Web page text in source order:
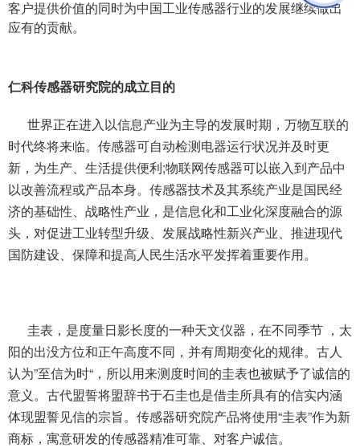
客户提供价值的同时为中国工业传感器行业的发展继续做出
应有的贡献。
仁科传感器研究院的成立目的
世界正在进入以信息产业为主导的发展时期，万物互联的
时代终将来临。传感器可自动检测电器运行状况并及时更
新，为生产、生活提供便利;物联网传感器可以嵌入到产品中
以改善流程或产品本身。传感器技术及其系统产业是国民经
济的基础性、战略性产业，是信息化和工业化深度融合的源
头，对促进工业转型升级、发展战略性新兴产业、推进现代
国防建设、保障和提高人民生活水平发挥着重要作用。
圭表，是度量日影长度的一种天文仪器，在不同季节 ，太
阳的出没方位和正午高度不同，并有周期变化的规律。古人
认为”至信为时“，所以用来测度时间的圭表也被赋予了诚信的
意义。古代盟誓将盟辞书于石圭也是借圭所具有的信实内涵
体现盟誓见信的宗旨。传感器研究院产品将使用“圭表”作为新
商标，寓意研发的传感器精准可靠、对客户诚信。